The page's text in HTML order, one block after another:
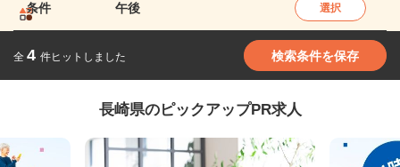
条件 午後 選択
全 4 件ヒットしました 検索条件を保存
長崎県のピックアップPR求人